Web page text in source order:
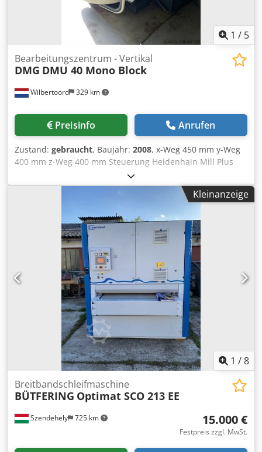
Positionen Revolver Mit Späneförderer Nur 1.760
Spindelstunden Bei Fragen oder für weitere Informationen
kontaktieren Sie uns bitte oder rufen Sie uns an.
1 / 5
Wilbertoord 329 km
Bearbeitungszentrum - Vertikal
DMG DMU 40 Mono Block
Preisinfo Anrufen
Zustand: gebraucht, Baujahr: 2008, x-Weg 450 mm y-Weg
400 mm z-Weg 400 mm Steuerung Heidenhain Mill Plus
V600 Maschinengewicht ca. 7000 kg 24000 rpm 16x
HSK63A wisselaar Codpfx Amewgi Dro Heha 40 bar
Binnenkoeling 250 liter koelmiddelbak Chip convoyerKleinanzeige
1 /8
Szendehely 725 km
Breitbandschleifmaschine
BÜTFERING Optimat SCO 213 EE
15.000 €
Festpreis zzgl. MwSt.